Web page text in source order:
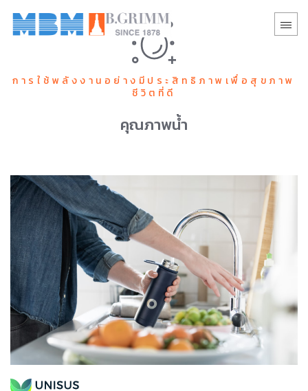
การใช้พลังงานอย่างมีประสิทธิภาพเพื่อสุขภาพ
ชีวิตที่ดี
คุณภาพน้ำ